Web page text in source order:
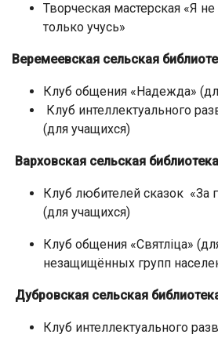
Творческая мастерская «Я
только учусь»
Веремеевская сельская
Клуб общения «Надежда»
Клуб интеллектуального
(для учащихся)
Варховская сельская библиотека
Клуб любителей сказок «За
(для учащихся)
Клуб общения «Святліца»
незащищённых групп
Дубровская сельская
Клуб интеллектуального